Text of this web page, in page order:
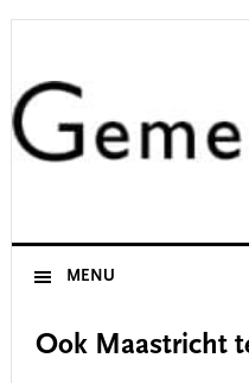
Skip
primary
navigation
Skip
content
Skip
primary
sidebar
Skip
footer
MENU
Ook Maastricht